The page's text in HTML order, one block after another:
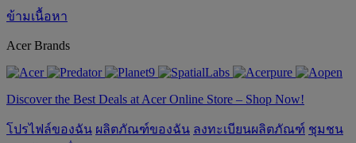
ข้ามเนื้อหา
Acer Brands
Discover the Best Deals at Acer Online Store – Shop Now!
โปรไฟล์ของฉัน ผลิตภัณฑ์ของฉัน ลงทะเบียนผลิตภัณฑ์ ชุมชน